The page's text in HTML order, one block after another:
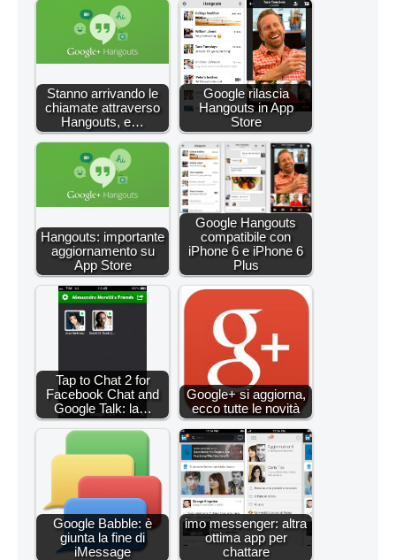
Stanno arrivando le
chiamate attraverso
Hangouts, e…
Google rilascia
Hangouts in App
Store
Hangouts: importante
aggiornamento su
App Store
Google Hangouts
compatibile con
iPhone 6 e iPhone 6
Plus
Tap to Chat 2 for
Facebook Chat and
Google Talk: la…
Google+ si aggiorna,
ecco tutte le novità
Google Babble: è
giunta la fine di
iMessage
imo messenger: altra
ottima app per
chattare